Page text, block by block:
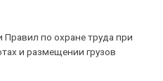
по охране труда при
и размещении грузов